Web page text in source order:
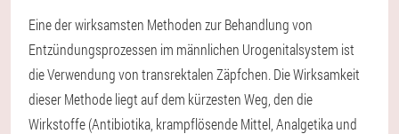
Eine der wirksamsten Methoden zur Behandlung von
Entzündungsprozessen im männlichen Urogenitalsystem ist
die Verwendung von transrektalen Zäpfchen. Die Wirksamkeit
dieser Methode liegt auf dem kürzesten Weg, den die
Wirkstoffe (Antibiotika, krampflösende Mittel, Analgetika und